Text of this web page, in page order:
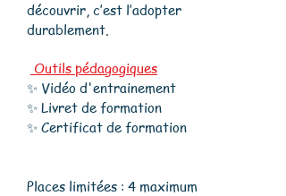
découvrir, c’est l’adopter
durablement.
Outils pédagogiques
✨ Vidéo d'entrainement
✨ Livret de formation
✨ Certificat de formation
Places limitées : 4 maximum